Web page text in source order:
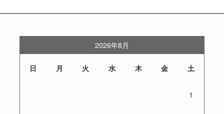
2026年8月
日 月 火 水 木 金 土
1